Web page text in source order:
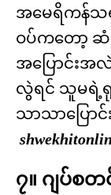
အမေရိကန်သရု
ဝပ်ကတော့ ဆံ
အပြောင်း
လွဲရင် သူမရဲ့ရု
သာသာပြောင်
၇။ ဂျပ်စ